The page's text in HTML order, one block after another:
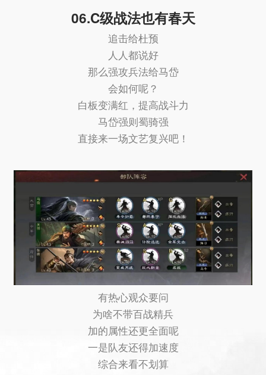
06.C级战法也有春天
追击给杜预
人人都说好
那么强攻兵法给马岱
会如何呢？
白板变满红，提高战斗力
马岱强则蜀骑强
直接来一场文艺复兴吧！
有热心观众要问
为啥不带百战精兵
加的属性还更全面呢
一是队友还得加速度
综合来看不划算